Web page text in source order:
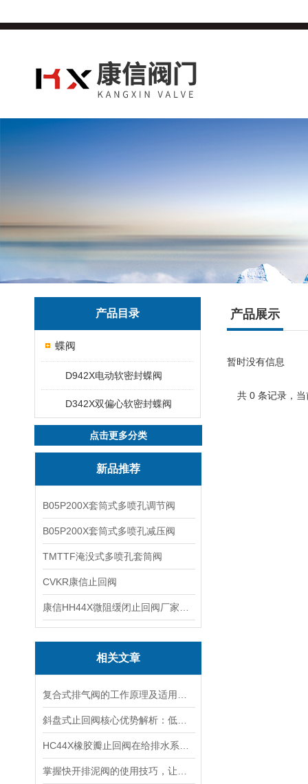
产品目录
蝶阀
D942X电动软密封蝶阀
D342X双偏心软密封蝶阀
点击更多分类
新品推荐
B05P200X套筒式多喷孔调节阀
B05P200X套筒式多喷孔减压阀
TMTTF淹没式多喷孔套筒阀
CVKR康信止回阀
相关文章
产品展示
暂时没有信息
共 0 条记录，